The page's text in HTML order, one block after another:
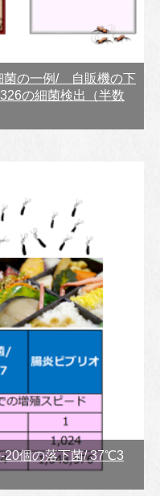
菌の一例/ 自販機の下
の細菌検出（半数
20個の落下菌/ 37℃3